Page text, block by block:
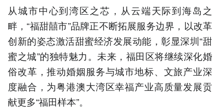
从城市中心到湾区之芯，从云端天际到海岛之
畔，“福甜囍市”品牌正不断拓展服务边界，以改革
创新的姿态激活甜蜜经济发展动能，彰显深圳“甜
蜜之城”的独特魅力。未来，福田区将继续深化婚
俗改革，推动婚姻服务与城市地标、文旅产业深
度融合，为粤港澳大湾区幸福产业高质量发展贡
献更多“福田样本”。